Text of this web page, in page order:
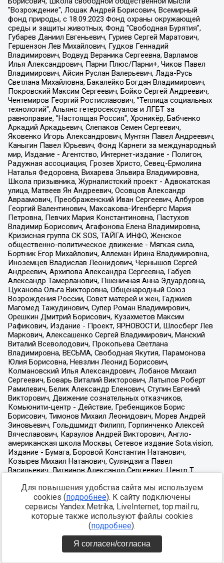
Для повышения удобства сайта мы используем
cookies (подробнее). К сайту подключены
сервисы Yandex.Metrika, LiveInternet, top.mail.ru,
которые также используют файлы cookies
(подробнее).
Я согласен/согласна